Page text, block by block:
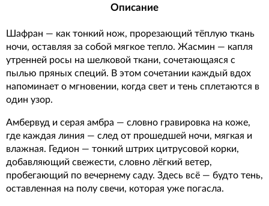
Описание
Шафран — как тонкий нож, прорезающий тёплую ткань
ночи, оставляя за собой мягкое тепло. Жасмин — капля
утренней росы на шелковой ткани, сочетающаяся с
пылью пряных специй. В этом сочетании каждый вдох
напоминает о мгновении, когда свет и тень сплетаются в
один узор.
Амбервуд и серая амбра — словно гравировка на коже,
где каждая линия — след от прошедшей ночи, мягкая и
влажная. Гедион — тонкий штрих цитрусовой корки,
добавляющий свежести, словно лёгкий ветер,
пробегающий по вечернему саду. Здесь всё — будто тень,
оставленная на полу свечи, которая уже погасла.